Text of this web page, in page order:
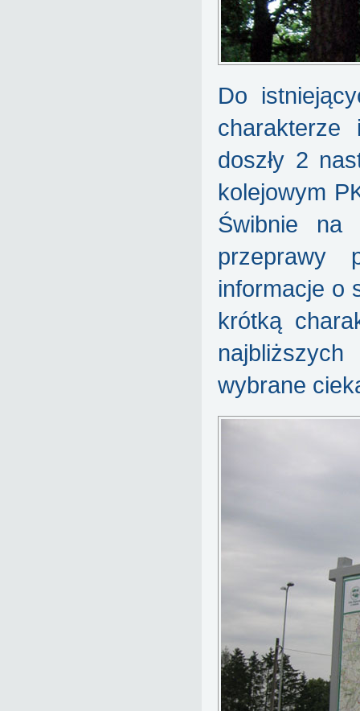
Do
charakterze
doszły 2
kolejowym
Świbnie
przeprawy
informacje o
krótką
wybrane